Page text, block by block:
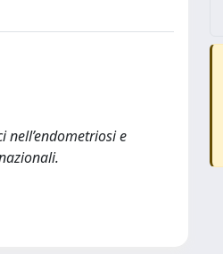
nell’endometriosi e